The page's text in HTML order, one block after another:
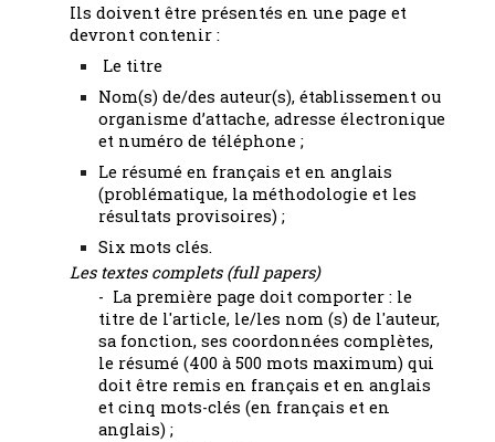
Ils doivent être présentés en une page et
devront contenir :
Le titre
Nom(s) de/des auteur(s), établissement ou
organisme d’attache, adresse électronique
et numéro de téléphone ;
Le résumé en français et en anglais
(problématique, la méthodologie et les
résultats provisoires) ;
Six mots clés.
Les textes complets (full papers)
- La première page doit comporter : le
titre de l'article, le/les nom (s) de l'auteur,
sa fonction, ses coordonnées complètes,
le résumé (400 à 500 mots maximum) qui
doit être remis en français et en anglais
et cinq mots-clés (en français et en
anglais) ;